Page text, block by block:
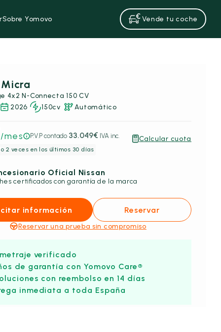
Sobre Yomovo Vende tu coche
4x2 N-Connecta 150 CV
2026 150cv Automático
/mes P.V.P contado 33.049€ IVA inc.
2 veces en los últimos 30 días
Calcular cuota
Oficial Nissan
certificados con garantía de la marca
información Reservar
Reservar una prueba sin compromiso
verificado
de garantía con Yomovo Care®
con reembolso en 14 días
inmediata a toda España